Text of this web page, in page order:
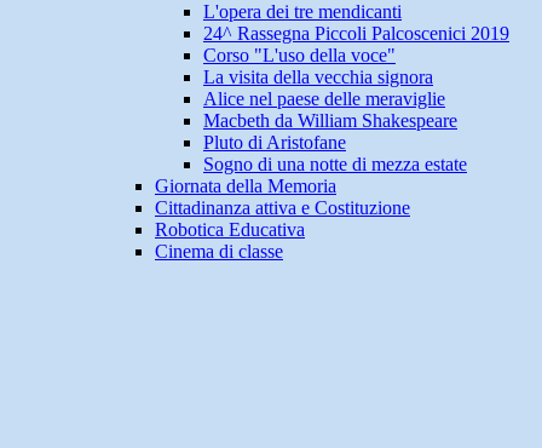
L'opera dei tre mendicanti
24^ Rassegna Piccoli Palcoscenici 2019
Corso "L'uso della voce"
La visita della vecchia signora
Alice nel paese delle meraviglie
Macbeth da William Shakespeare
Pluto di Aristofane
Sogno di una notte di mezza estate
Giornata della Memoria
Cittadinanza attiva e Costituzione
Robotica Educativa
Cinema di classe